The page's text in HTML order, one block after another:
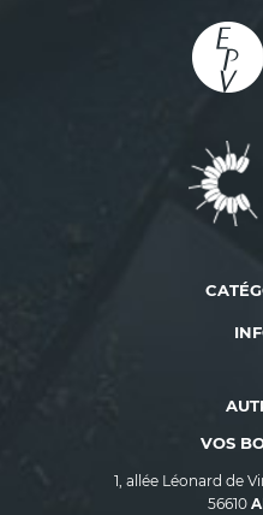
VOS
1, allée Léonard de
56610